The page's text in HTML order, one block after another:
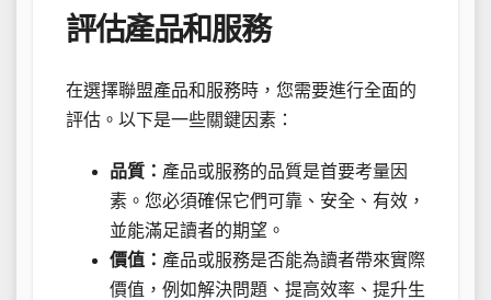
評估產品和服務
在選擇聯盟產品和服務時，您需要進行全面的
評估。以下是一些關鍵因素：
品質： 產品或服務的品質是首要考量因
素。您必須確保它們可靠、安全、有效，
並能滿足讀者的期望。
價值： 產品或服務是否能為讀者帶來實際
價值，例如解決問題、提高效率、提升生